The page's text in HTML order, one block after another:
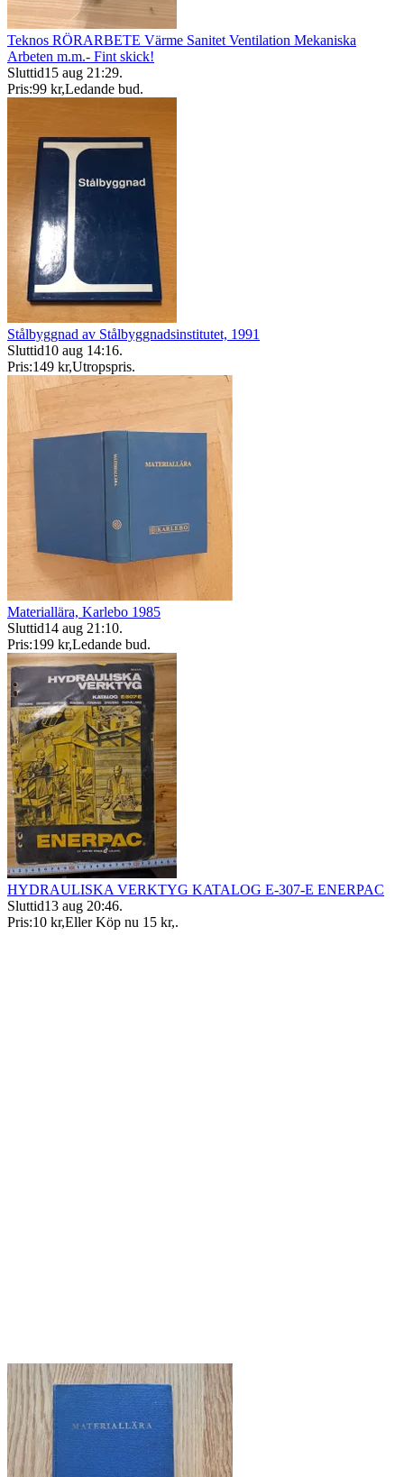
Teknos RÖRARBETE Värme Sanitet Ventilation Mekaniska
Arbeten m.m.- Fint skick!
Sluttid15 aug 21:29.
Pris:99 kr,Ledande bud.
Stålbyggnad av Stålbyggnadsinstitutet, 1991
Sluttid10 aug 14:16.
Pris:149 kr,Utropspris.
Materiallära, Karlebo 1985
Sluttid14 aug 21:10.
Pris:199 kr,Ledande bud.
HYDRAULISKA VERKTYG KATALOG E-307-E ENERPAC
Sluttid13 aug 20:46.
Pris:10 kr,Eller Köp nu 15 kr,.